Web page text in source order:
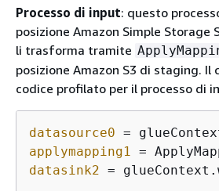
Processo di input: questo
posizione Amazon Simple Storage
li trasforma tramite
posizione Amazon S3 di staging. Il
codice profilato per il processo di
datasource0 =
applymapping1
datasink2 =